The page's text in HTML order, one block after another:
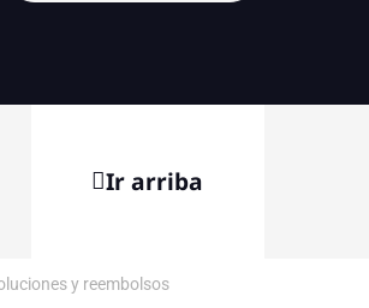
Ir arriba
y reembolsos